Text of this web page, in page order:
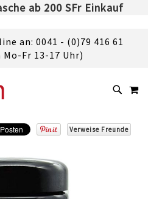
ab 200 SFr Einkauf
an: 0041 - (0)79 416 61
Fr 13-17 Uhr)
SUCHE
Verweise Freunde